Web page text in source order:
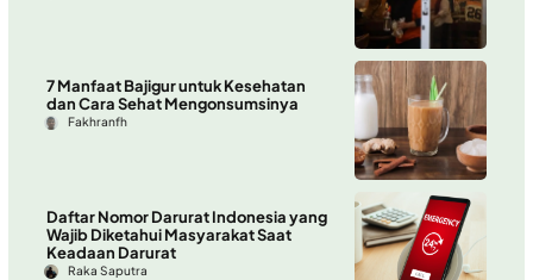
7 Manfaat Bajigur untuk Kesehatan
dan Cara Sehat Mengonsumsinya
Fakhranfh
Daftar Nomor Darurat Indonesia yang
Wajib Diketahui Masyarakat Saat
Keadaan Darurat
Raka Saputra